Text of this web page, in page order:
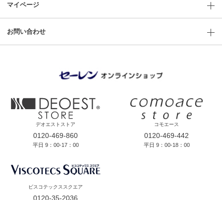
マイページ
お問い合わせ
デオエストストア
0120-469-860
平日 9：00-17：00
コモエース
0120-469-442
平日 9：00-18：00
ビスコテックススクエア
0120-35-2036